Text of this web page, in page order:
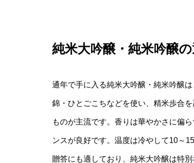
純米大吟醸・純米吟醸
通年で手に入る純米大吟醸・純米吟醸
錦・ひとごこちなどを使い、精米歩合
ものが主流です。香りは華やかさに偏
ンスが良好です。温度は冷やして10～
贈答にも適しており、純米大吟醸は特